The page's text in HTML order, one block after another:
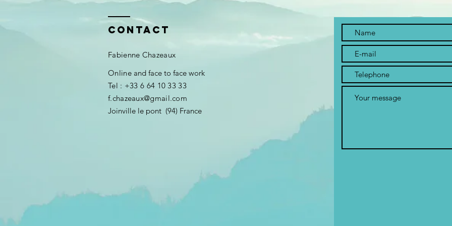
Contact
Fabienne Chazeaux
​Online and face to face work
Tel : +33 6 64 10 33 33
f.chazeaux@gmail.com
Joinville le pont (94) France